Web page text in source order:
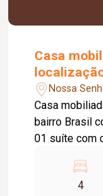
Casa
Nossa
Casa
bairro Brasil
01 suíte com
ampla/
sacada,4